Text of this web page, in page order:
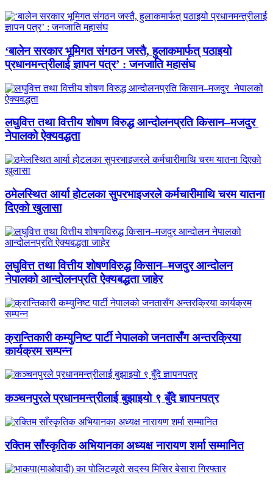
‘बालेन सरकार भूमिगत संगठन जस्तै, हुलाकमार्फत् पठाइयो
प्रधानमन्त्रीलाई ज्ञापन पत्र’ : जनजाति महासंघ
लघुवित्त तथा वित्तीय शोषण विरुद्ध आन्दोलनप्रति किसान–मजदुर
नेपालको ऐक्यवद्धता
ठमेलस्थित आर्या होटलका सुपरभाइजरले कर्मचारीमाथि चरम यातना
दिएको खुलासा
लघुवित्त तथा वित्तीय शोषणविरुद्ध किसान–मजदुर आन्दोलन
नेपालको आन्दोलनप्रति ऐक्यबद्धता जाहेर
क्रान्तिकारी कम्युनिष्ट पार्टी नेपालको जनतासँग अन्तरक्रिया
कार्यक्रम सम्पन्न
कञ्चनपुरले प्रधानमन्त्रीलाई बुझाइयो ९ बुँदे ज्ञापनपत्र
रक्तिम साँस्कृतिक अभियानका अध्यक्ष नारायण शर्मा सम्मानित